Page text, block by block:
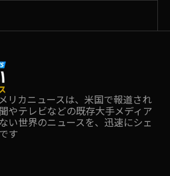
リカニュースは、米国で報道され
やテレビなどの既存大手メディア
い世界のニュースを、迅速にシェ
す